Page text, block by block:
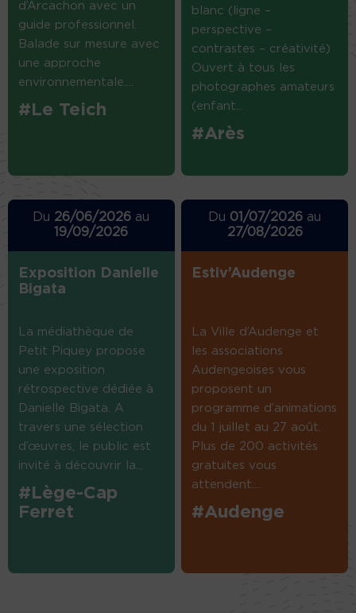
d’Arcachon avec un
guide professionnel.
Balade sur mesure avec
une approche
environnementale....
#Le Teich
blanc (ligne –
perspective –
contrastes – créativité)
Ouvert à tous les
photographes amateurs
(enfant...
#Arès
Du 26/06/2026 au
19/09/2026
Exposition Danielle
Bigata
La médiathèque de
Petit Piquey propose
une exposition
rétrospective dédiée à
Danielle Bigata. A
travers une sélection
d’œuvres, le public est
invité à découvrir la...
#Lège-Cap
Ferret
Du 01/07/2026 au
27/08/2026
Estiv’Audenge
La Ville d’Audenge et
les associations
Audengeoises vous
proposent un
programme d’animations
du 1 juillet au 27 août.
Plus de 200 activités
gratuites vous
attendent....
#Audenge